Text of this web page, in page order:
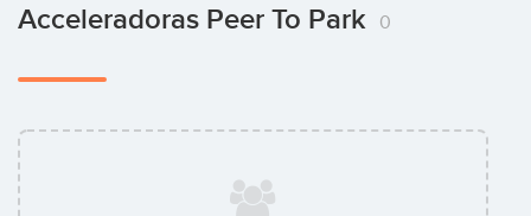
Acceleradoras Peer To Park 0